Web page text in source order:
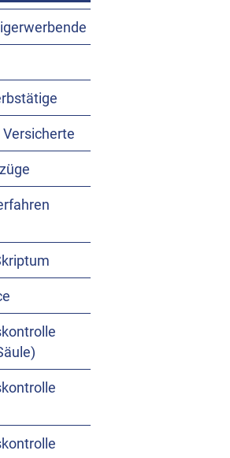
Versicherte